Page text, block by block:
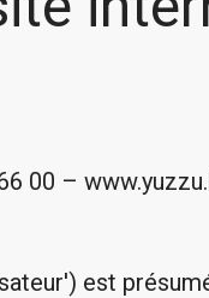
00 –
est